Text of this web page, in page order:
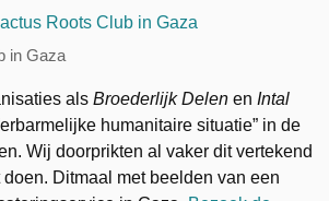
in Gaza
alsBroederlijk Delen en Intal
humanitaire situatie” in de
Wij doorprikten al vaker dit vertekend
Ditmaal met beelden van een